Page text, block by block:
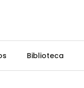
Biblioteca